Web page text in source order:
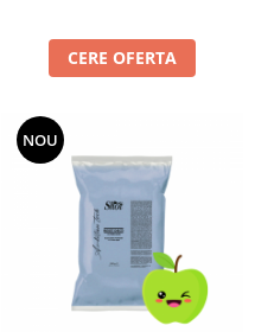
CERE OFERTA
NOU